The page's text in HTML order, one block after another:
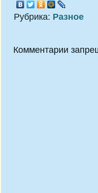
Рубрика: Разное
Комментарии